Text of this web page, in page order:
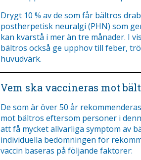
Drygt 10 % av de som får bältros
postherpetisk neuralgi (PHN) som
kan kvarstå i mer än tre månader. I
bältros också ge upphov till feber,
huvudvärk.
Vem ska vaccineras mot
De som är över 50 år
mot bältros eftersom personer i
att få mycket allvarliga symptom av
individuella bedömningen för
vaccin baseras på följande faktorer: